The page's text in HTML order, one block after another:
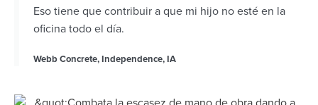
Eso tiene que contribuir a que mi hijo no esté en la
oficina todo el día.
Webb Concrete, Independence, IA